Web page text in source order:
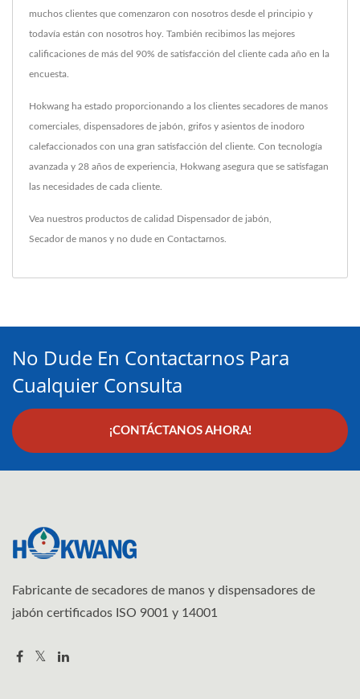
muchos clientes que comenzaron con nosotros desde el principio y
todavía están con nosotros hoy. También recibimos las mejores
calificaciones de más del 90% de satisfacción del cliente cada año en la
encuesta.
Hokwang ha estado proporcionando a los clientes secadores de manos
comerciales, dispensadores de jabón, grifos y asientos de inodoro
calefaccionados con una gran satisfacción del cliente. Con tecnología
avanzada y 28 años de experiencia, Hokwang asegura que se satisfagan
las necesidades de cada cliente.
Vea nuestros productos de calidad Dispensador de jabón
Secador de manos y no dude en Contactarnos
No Dude En Contactarnos Para
Cualquier Consulta
¡CONTÁCTANOS AHORA!
Fabricante de secadores de manos y dispensadores de
jabón certificados ISO 9001 y 14001